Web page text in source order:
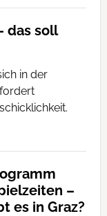
das soll
in der
–
es in Graz?